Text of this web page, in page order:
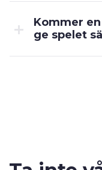
Kommer
ge spelet